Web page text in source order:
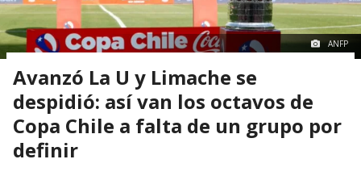
ANFP
Avanzó La U y Limache se
despidió: así van los octavos de
Copa Chile a falta de un grupo por
definir